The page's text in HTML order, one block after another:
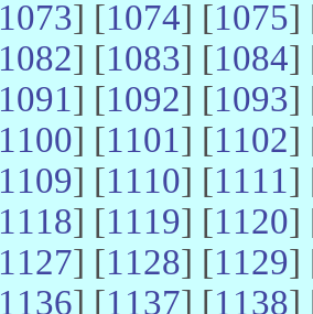
1073] [1074] [1075]
1082] [1083] [1084]
1091] [1092] [1093]
1100] [1101] [1102]
1109] [1110] [1111]
1118] [1119] [1120]
1127] [1128] [1129]
1136] [1137] [1138]